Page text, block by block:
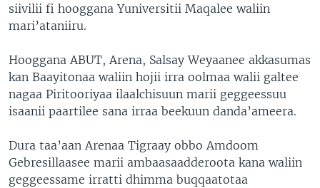
siivilii fi hooggana Yuniversitii Maqalee waliin
mari’ataniiru.
Hooggana ABUT, Arena, Salsay Weyaanee akkasumas
kan Baayitonaa waliin hojii irra oolmaa walii galtee
nagaa Piritooriyaa ilaalchisuun marii geggeessuu
isaanii paartilee sana irraa beekuun danda’ameera.
Dura taa’aan Arenaa Tigraay obbo Amdoom
Gebresillaasee marii ambaasaadderoota kana waliin
geggeessame irratti dhimma buqqaatotaa